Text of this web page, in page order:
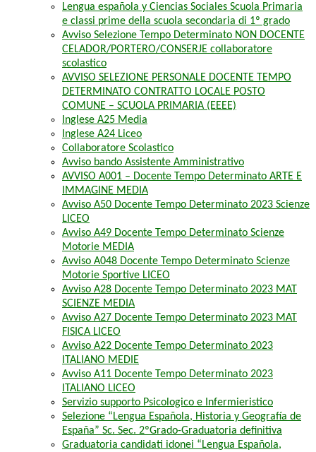
Lengua española y Ciencias Sociales Scuola Primaria
e classi prime della scuola secondaria di 1º grado
Avviso Selezione Tempo Determinato NON DOCENTE
CELADOR/PORTERO/CONSERJE collaboratore
scolastico
AVVISO SELEZIONE PERSONALE DOCENTE TEMPO
DETERMINATO CONTRATTO LOCALE POSTO
COMUNE – SCUOLA PRIMARIA (EEEE)
Inglese A25 Media
Inglese A24 Liceo
Collaboratore Scolastico
Avviso bando Assistente Amministrativo
AVVISO A001 – Docente Tempo Determinato ARTE E
IMMAGINE MEDIA
Avviso A50 Docente Tempo Determinato 2023 Scienze
LICEO
Avviso A49 Docente Tempo Determinato Scienze
Motorie MEDIA
Avviso A048 Docente Tempo Determinato Scienze
Motorie Sportive LICEO
Avviso A28 Docente Tempo Determinato 2023 MAT
SCIENZE MEDIA
Avviso A27 Docente Tempo Determinato 2023 MAT
FISICA LICEO
Avviso A22 Docente Tempo Determinato 2023
ITALIANO MEDIE
Avviso A11 Docente Tempo Determinato 2023
ITALIANO LICEO
Servizio supporto Psicologico e Infermieristico
Selezione “Lengua Española, Historia y Geografía de
España” Sc. Sec. 2ºGrado-Graduatoria definitiva
Graduatoria candidati idonei “Lengua Española,